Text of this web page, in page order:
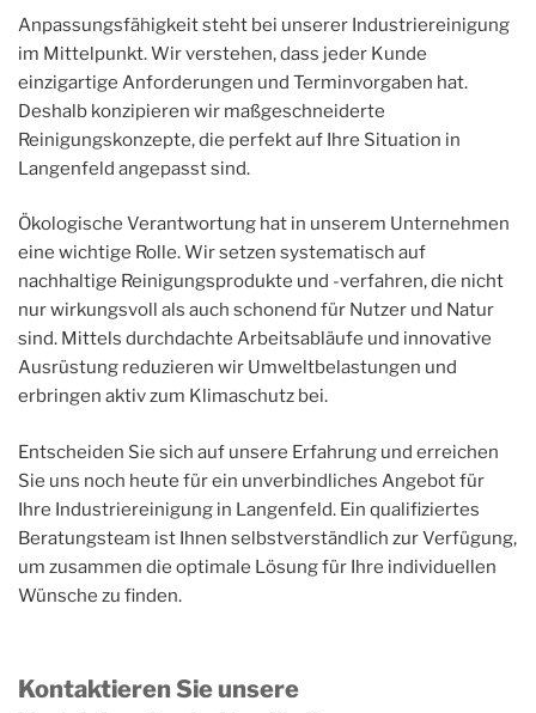
Anpassungsfähigkeit steht bei unserer Industriereinigung
im Mittelpunkt. Wir verstehen, dass jeder Kunde
einzigartige Anforderungen und Terminvorgaben hat.
Deshalb konzipieren wir maßgeschneiderte
Reinigungskonzepte, die perfekt auf Ihre Situation in
Langenfeld angepasst sind.
Ökologische Verantwortung hat in unserem Unternehmen
eine wichtige Rolle. Wir setzen systematisch auf
nachhaltige Reinigungsprodukte und -verfahren, die nicht
nur wirkungsvoll als auch schonend für Nutzer und Natur
sind. Mittels durchdachte Arbeitsabläufe und innovative
Ausrüstung reduzieren wir Umweltbelastungen und
erbringen aktiv zum Klimaschutz bei.
Entscheiden Sie sich auf unsere Erfahrung und erreichen
Sie uns noch heute für ein unverbindliches Angebot für
Ihre Industriereinigung in Langenfeld. Ein qualifiziertes
Beratungsteam ist Ihnen selbstverständlich zur Verfügung,
um zusammen die optimale Lösung für Ihre individuellen
Wünsche zu finden.
Kontaktieren Sie unsere